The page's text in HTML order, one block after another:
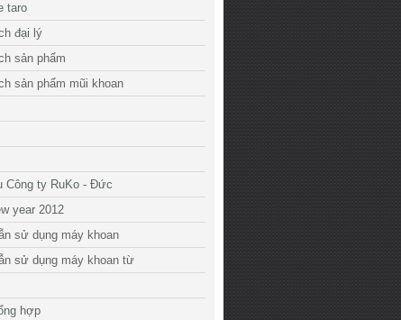
taro
đại lý
sản phẩm
sản phẩm mũi khoan
Công ty RuKo - Đức
year 2012
sử dụng máy khoan
sử dụng máy khoan từ
hợp